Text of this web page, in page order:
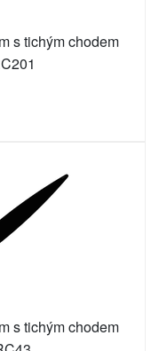
s tichým chodem
s tichým chodem